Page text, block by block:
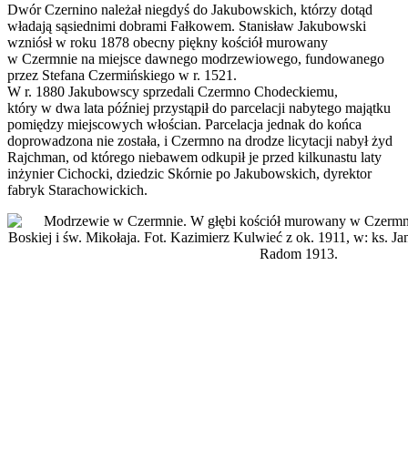
Dwór Czernino należał niegdyś do Jakubowskich, którzy dotąd
władają sąsiednimi dobrami Fałkowem. Stanisław Jakubowski
wzniósł w roku 1878 obecny piękny kościół murowany
w Czermnie na miejsce dawnego modrzewiowego, fundowanego
przez Stefana Czermińskiego w r. 1521.
W r. 1880 Jakubowscy sprzedali Czermno Chodeckiemu,
który w dwa lata później przystąpił do parcelacji nabytego majątku
pomiędzy miejscowych włościan. Parcelacja jednak do końca
doprowadzona nie została, i Czermno na drodze licytacji nabył żyd
Rajchman, od którego niebawem odkupił je przed kilkunastu laty
inżynier Cichocki, dziedzic Skórnie po Jakubowskich, dyrektor
fabryk Starachowickich.